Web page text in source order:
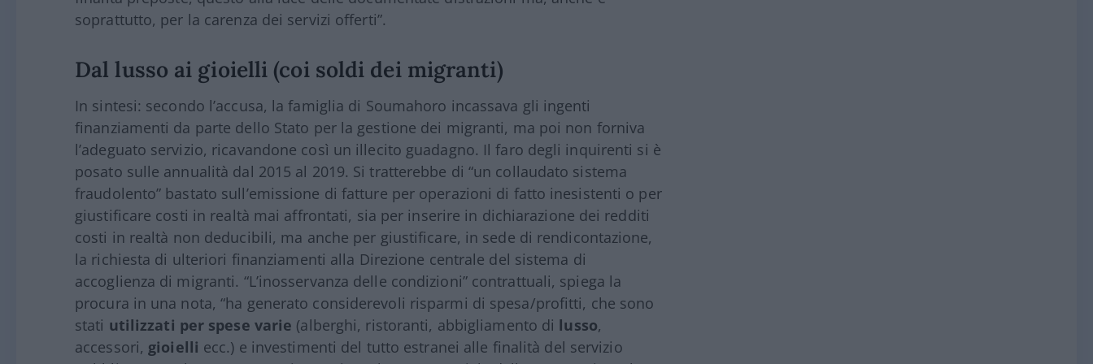
soprattutto, per la carenza dei servizi offerti”.
Dal lusso ai gioielli (coi soldi dei migranti)
In sintesi: secondo l’accusa, la famiglia di Soumahoro incassava gli ingenti
finanziamenti da parte dello Stato per la gestione dei migranti, ma poi non forniva
l’adeguato servizio, ricavandone così un illecito guadagno. Il faro degli inquirenti si è
posato sulle annualità dal 2015 al 2019. Si tratterebbe di “un collaudato sistema
fraudolento” bastato sull’emissione di fatture per operazioni di fatto inesistenti o per
giustificare costi in realtà mai affrontati, sia per inserire in dichiarazione dei redditi
costi in realtà non deducibili, ma anche per giustificare, in sede di rendicontazione,
la richiesta di ulteriori finanziamenti alla Direzione centrale del sistema di
accoglienza di migranti. “L’inosservanza delle condizioni” contrattuali, spiega la
procura in una nota, “ha generato considerevoli risparmi di spesa/profitti, che sono
stati utilizzati per spese varie (alberghi, ristoranti, abbigliamento di lusso,
accessori, gioielli ecc.) e investimenti del tutto estranei alle finalità del servizio